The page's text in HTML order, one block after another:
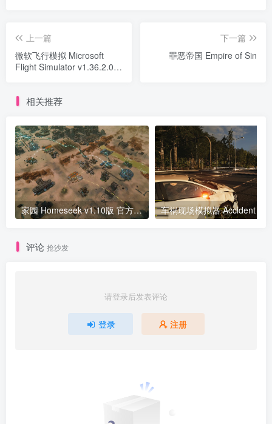
上一篇
微软飞行模拟 Microsoft
Flight Simulator v1.36.2.0
下一篇
罪恶帝国 Empire of Sin
相关推荐
家园 Homeseek v1.10版 官方中文 车祸现场模拟器 Accident
评论 抢沙发
请登录后发表评论
登录 注册